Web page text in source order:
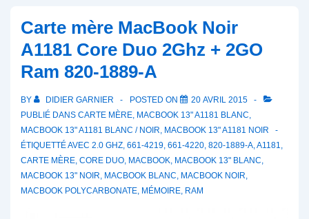
DC-
IN
MacBook
Noir
A1181
820-
1966-
A
Carte mère MacBook Noir
A1181 Core Duo 2Ghz + 2GO
Ram 820-1889-A
BY DIDIER GARNIER POSTED ON
20 AVRIL 2015
PUBLIÉ DANS CARTE MÈRE, MACBOOK 13" A1181 BLANC,
MACBOOK 13" A1181 BLANC / NOIR, MACBOOK 13" A1181 NOIR
ÉTIQUETTÉ AVEC 2.0 GHZ, 661-4219, 661-4220, 820-1889-A,A1181,
CARTE MÈRE, CORE DUO, MACBOOK, MACBOOK 13" BLANC,
MACBOOK 13" NOIR, MACBOOK BLANC, MACBOOK NOIR,
MACBOOK POLYCARBONATE, MÉMOIRE, RAM